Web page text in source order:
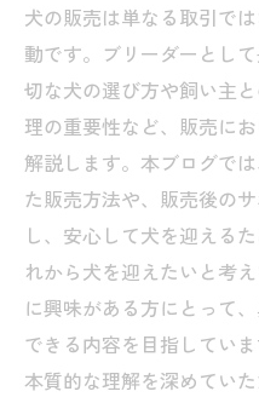
犬の販売は単なる取引で
動です。ブリーダーとし
切な犬の選び方や飼い主
理の重要性など、販売に
解説します。本ブログで
た販売方法や、販売後の
し、安心して犬を迎える
れから犬を迎えたいと考
に興味がある方にとって
できる内容を目指してい
本質的な理解を深めていた